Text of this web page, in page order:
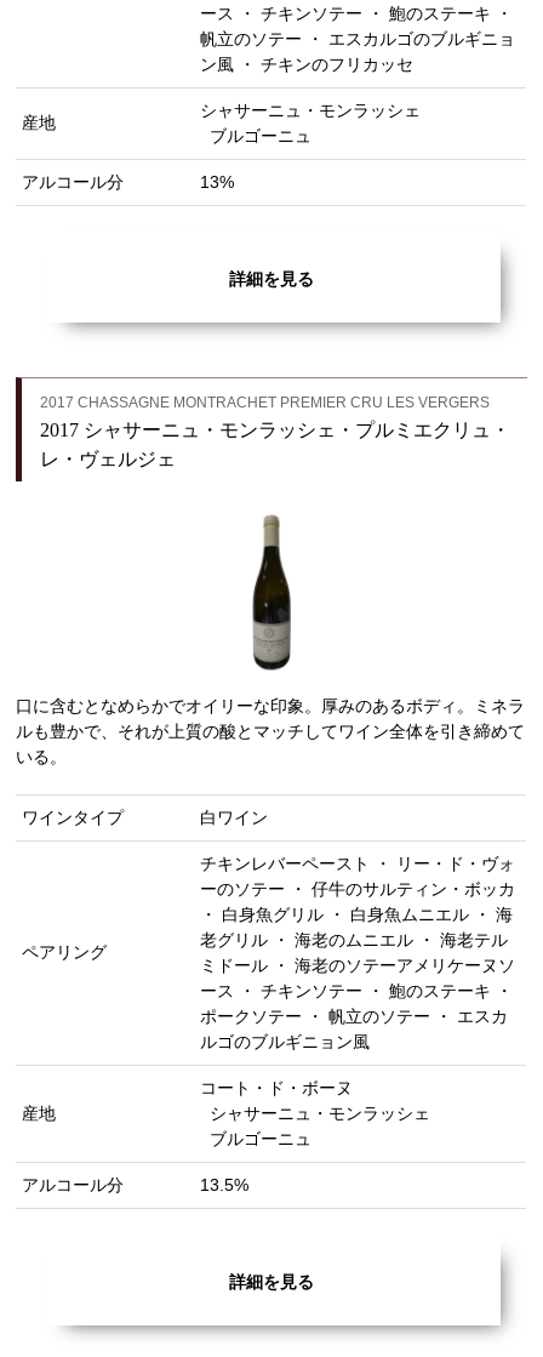
ース ・ チキンソテー ・ 鮑のステーキ ・
帆立のソテー ・ エスカルゴのブルギニョ
ン風 ・ チキンのフリカッセ
産地
シャサーニュ・モンラッシェ
ブルゴーニュ
アルコール分 13%
詳細を見る
2017 CHASSAGNE MONTRACHET PREMIER CRU LES VERGERS
2017 シャサーニュ・モンラッシェ・プルミエクリュ・
レ・ヴェルジェ
口に含むとなめらかでオイリーな印象。厚みのあるボディ。ミネラ
ルも豊かで、それが上質の酸とマッチしてワイン全体を引き締めて
いる。
ワインタイプ 白ワイン
ペアリング
チキンレバーペースト ・ リー・ド・ヴォ
ーのソテー ・ 仔牛のサルティン・ボッカ
・ 白身魚グリル ・ 白身魚ムニエル ・ 海
老グリル ・ 海老のムニエル ・ 海老テル
ミドール ・ 海老のソテーアメリケーヌソ
ース ・ チキンソテー ・ 鮑のステーキ ・
ポークソテー ・ 帆立のソテー ・ エスカ
ルゴのブルギニョン風
産地
コート・ド・ボーヌ
シャサーニュ・モンラッシェ
ブルゴーニュ
アルコール分 13.5%
詳細を見る